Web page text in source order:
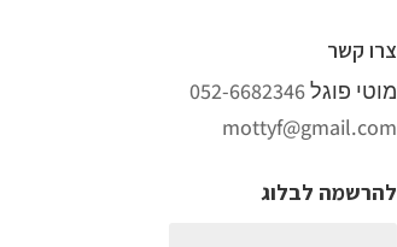
צרו קשר
מוטי פוגל052-6682346
mottyf@gmail.com
להרשמה לבלוג